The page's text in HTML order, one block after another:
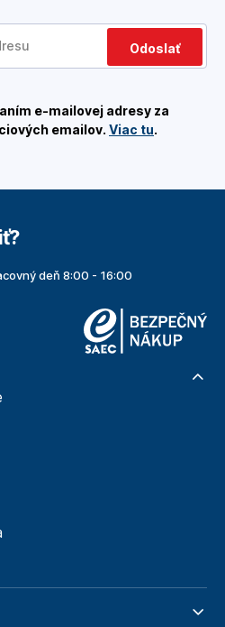
Odoslať
e-mailovej adresy za
emailov. Viac tu.
deň 8:00 - 16:00